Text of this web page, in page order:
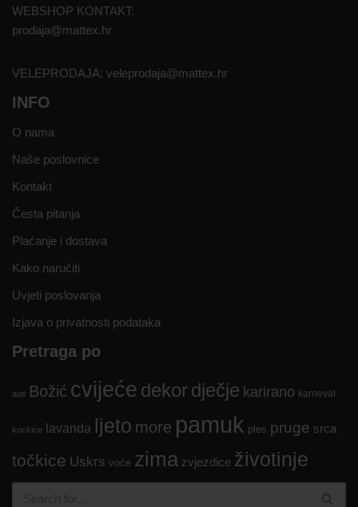
WEBSHOP KONTAKT:
prodaja@mattex.hr
VELEPRODAJA: veleprodaja@mattex.hr
INFO
O nama
Naše poslovnice
Kontakt
Česta pitanja
Plaćanje i dostava
Kako naručiti
Uvjeti poslovanja
Izjava o privatnosti podataka
Pretraga po
auti Božić cvijeće dekordječje karirano karneval
kockice lavanda ljeto more pamuk ples pruge srca
točkice Uskrs voće zima zvjezdice životinje